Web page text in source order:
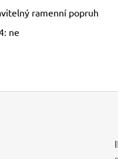
ramenní popruh
ne